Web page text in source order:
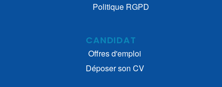
Politique RGPD
CANDIDAT
Offres d'emploi
Déposer son CV